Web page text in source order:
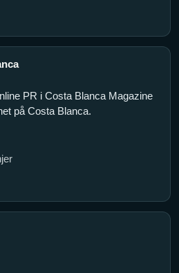
PR i Costa Blanca Magazine
på Costa Blanca.